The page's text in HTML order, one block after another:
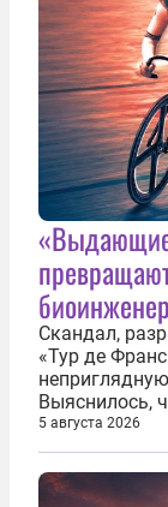
Скандал,
«Тур де
Выяснилось,
размер
фасадом
5 августа 2026